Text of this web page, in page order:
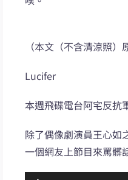
（本文（不含清涼照）
Lucifer
本週飛碟電台阿宅反抗
除了偶像劇演員王心如
一個網友上節目來罵髒